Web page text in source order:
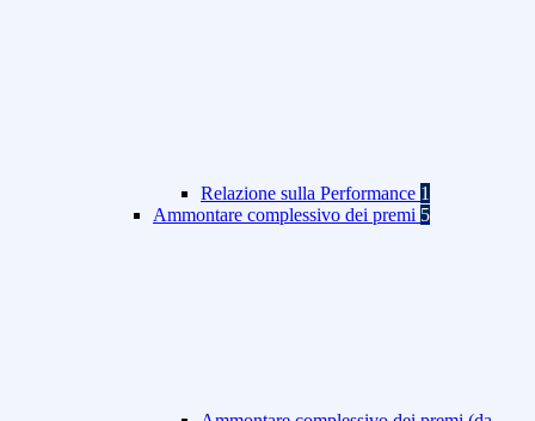
Relazione sulla Performance 1
Ammontare complessivo dei premi 5